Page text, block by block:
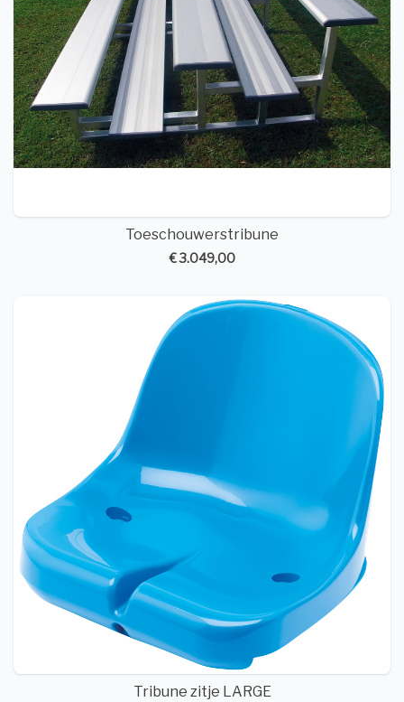
Toeschouwerstribune
€ 3.049,00
Tribune zitje LARGE